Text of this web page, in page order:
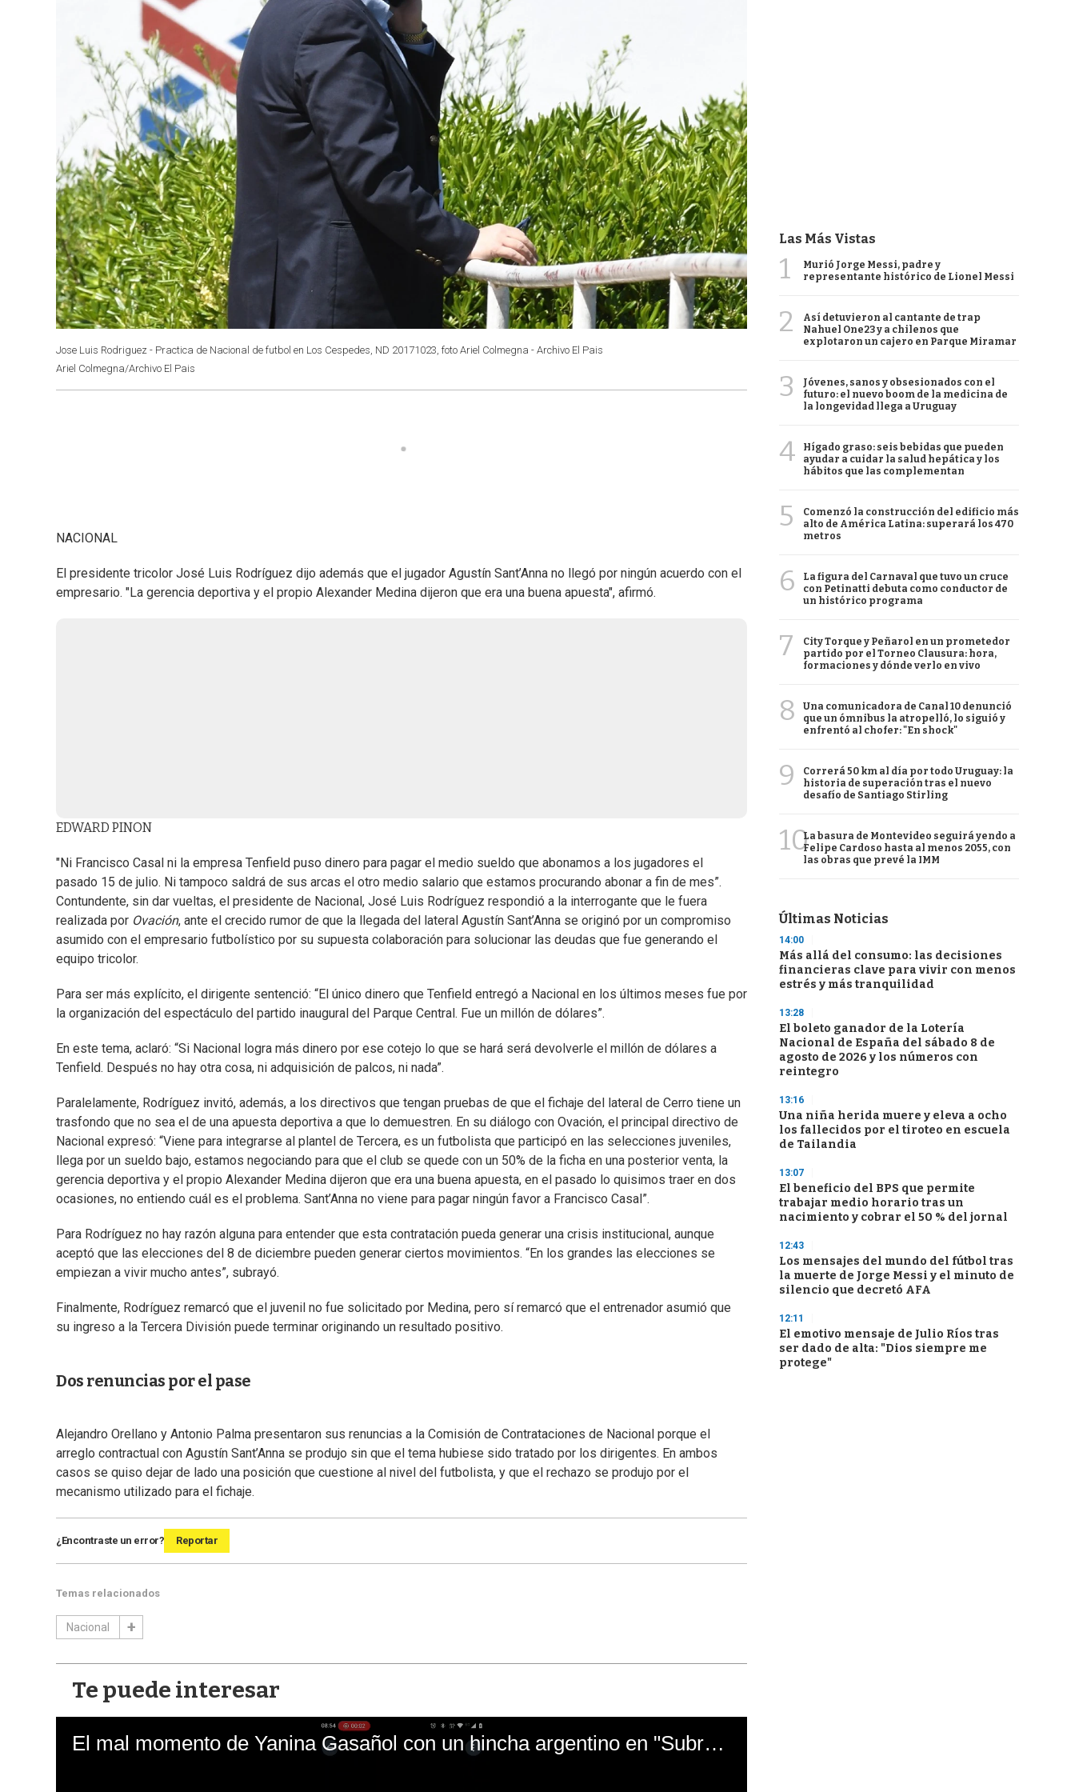
Jose Luis Rodriguez - Practica de Nacional de futbol en Los Cespedes, ND 20171023, foto Ariel Colmegna - Archivo El Pais
Ariel Colmegna/Archivo El Pais
NACIONAL
El presidente tricolor José Luis Rodríguez dijo además que el jugador Agustín Sant’Anna no llegó por ningún acuerdo con el
empresario. "La gerencia deportiva y el propio Alexander Medina dijeron que era una buena apuesta", afirmó.
EDWARD PINON
"Ni Francisco Casal ni la empresa Tenfield puso dinero para pagar el medio sueldo que abonamos a los jugadores el
pasado 15 de julio. Ni tampoco saldrá de sus arcas el otro medio salario que estamos procurando abonar a fin de mes”.
Contundente, sin dar vueltas, el presidente de Nacional, José Luis Rodríguez respondió a la interrogante que le fuera
realizada por Ovación, ante el crecido rumor de que la llegada del lateral Agustín Sant’Anna se originó por un compromiso
asumido con el empresario futbolístico por su supuesta colaboración para solucionar las deudas que fue generando el
equipo tricolor.
Para ser más explícito, el dirigente sentenció: “El único dinero que Tenfield entregó a Nacional en los últimos meses fue por
la organización del espectáculo del partido inaugural del Parque Central. Fue un millón de dólares”.
En este tema, aclaró: “Si Nacional logra más dinero por ese cotejo lo que se hará será devolverle el millón de dólares a
Tenfield. Después no hay otra cosa, ni adquisición de palcos, ni nada”.
Paralelamente, Rodríguez invitó, además, a los directivos que tengan pruebas de que el fichaje del lateral de Cerro tiene un
trasfondo que no sea el de una apuesta deportiva a que lo demuestren. En su diálogo con Ovación, el principal directivo de
Nacional expresó: “Viene para integrarse al plantel de Tercera, es un futbolista que participó en las selecciones juveniles,
llega por un sueldo bajo, estamos negociando para que el club se quede con un 50% de la ficha en una posterior venta, la
gerencia deportiva y el propio Alexander Medina dijeron que era una buena apuesta, en el pasado lo quisimos traer en dos
ocasiones, no entiendo cuál es el problema. Sant’Anna no viene para pagar ningún favor a Francisco Casal”.
Para Rodríguez no hay razón alguna para entender que esta contratación pueda generar una crisis institucional, aunque
aceptó que las elecciones del 8 de diciembre pueden generar ciertos movimientos. “En los grandes las elecciones se
empiezan a vivir mucho antes”, subrayó.
Finalmente, Rodríguez remarcó que el juvenil no fue solicitado por Medina, pero sí remarcó que el entrenador asumió que
su ingreso a la Tercera División puede terminar originando un resultado positivo.
Dos renuncias por el pase
Alejandro Orellano y Antonio Palma presentaron sus renuncias a la Comisión de Contrataciones de Nacional porque el
arreglo contractual con Agustín Sant’Anna se produjo sin que el tema hubiese sido tratado por los dirigentes. En ambos
casos se quiso dejar de lado una posición que cuestione al nivel del futbolista, y que el rechazo se produjo por el
mecanismo utilizado para el fichaje.
¿Encontraste un error? Reportar
Temas relacionados
Nacional
Te puede interesar
El mal momento de Yanina Gasañol con un hincha argentino en "Subrayado"
Las Más Vistas
1
Murió Jorge Messi, padre y
representante histórico de Lionel Messi
2
Así detuvieron al cantante de trap
Nahuel One23 y a chilenos que
explotaron un cajero en Parque Miramar
3
Jóvenes, sanos y obsesionados con el
futuro: el nuevo boom de la medicina de
la longevidad llega a Uruguay
4
Hígado graso: seis bebidas que pueden
ayudar a cuidar la salud hepática y los
hábitos que las complementan
5
Comenzó la construcción del edificio más
alto de América Latina: superará los 470
metros
6
La figura del Carnaval que tuvo un cruce
con Petinatti debuta como conductor de
un histórico programa
7
City Torque y Peñarol en un prometedor
partido por el Torneo Clausura: hora,
formaciones y dónde verlo en vivo
8
Una comunicadora de Canal 10 denunció
que un ómnibus la atropelló, lo siguió y
enfrentó al chofer: "En shock"
9
Correrá 50 km al día por todo Uruguay: la
historia de superación tras el nuevo
desafío de Santiago Stirling
10La basura de Montevideo seguirá yendo a
Felipe Cardoso hasta al menos 2055, con
las obras que prevé la IMM
Últimas Noticias
14:00
Más allá del consumo: las decisiones
financieras clave para vivir con menos
estrés y más tranquilidad
13:28
El boleto ganador de la Lotería
Nacional de España del sábado 8 de
agosto de 2026 y los números con
reintegro
13:16
Una niña herida muere y eleva a ocho
los fallecidos por el tiroteo en escuela
de Tailandia
13:07
El beneficio del BPS que permite
trabajar medio horario tras un
nacimiento y cobrar el 50 % del jornal
12:43
Los mensajes del mundo del fútbol tras
la muerte de Jorge Messi y el minuto de
silencio que decretó AFA
12:11
El emotivo mensaje de Julio Ríos tras
ser dado de alta: "Dios siempre me
protege"